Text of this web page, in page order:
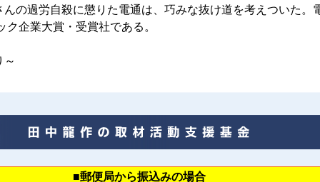
の過労自殺に懲りた電通は、巧みな抜け道を考えついた。
ク企業大賞・受賞社である。
■郵便局から振込みの場合